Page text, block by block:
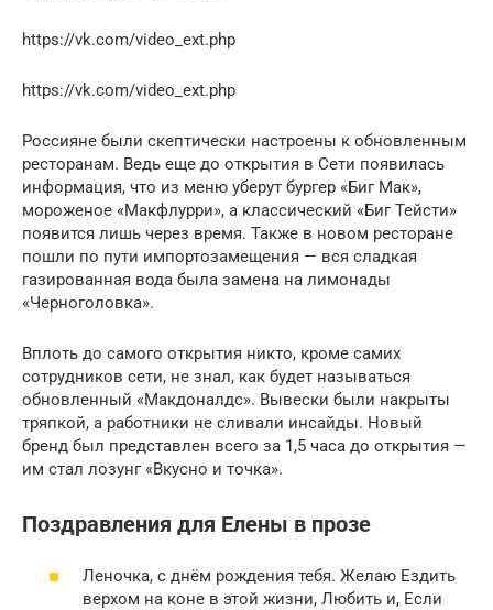
https://vk.com/video_ext.php
https://vk.com/video_ext.php
Россияне были скептически настроены к обновленным
ресторанам. Ведь еще до открытия в Сети появилась
информация, что из меню уберут бургер «Биг Мак»,
мороженое «Макфлурри», а классический «Биг Тейсти»
появится лишь через время. Также в новом ресторане
пошли по пути импортозамещения — вся сладкая
газированная вода была замена на лимонады
«Черноголовка».
Вплоть до самого открытия никто, кроме самих
сотрудников сети, не знал, как будет называться
обновленный «Макдоналдс». Вывески были накрыты
тряпкой, а работники не сливали инсайды. Новый
бренд был представлен всего за 1,5 часа до открытия —
им стал лозунг «Вкусно и точка».
Поздравления для Елены в прозе
Леночка, с днём рождения тебя. Желаю Ездить
верхом на коне в этой жизни, Любить и, Если